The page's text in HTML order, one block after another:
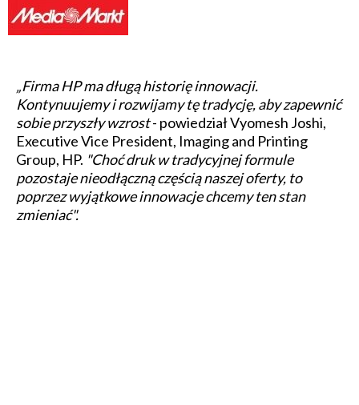
„Firma HP ma długą historię innowacji.
Kontynuujemy i rozwijamy tę tradycję, aby zapewnić
sobie przyszły wzrost- powiedział Vyomesh Joshi,
Executive Vice President, Imaging and Printing
Group, HP. "Choć druk w tradycyjnej formule
pozostaje nieodłączną częścią naszej oferty, to
poprzez wyjątkowe innowacje chcemy ten stan
zmieniać".